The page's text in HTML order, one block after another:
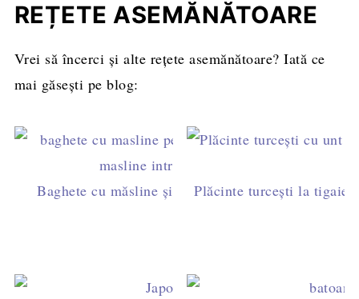
REȚETE ASEMĂNĂTOARE
Vrei să încerci și alte rețete asemănătoare? Iată ce
mai găsești pe blog:
Baghete cu măsline și făină integrală - rețeta
Plăcinte turcești la tigaie